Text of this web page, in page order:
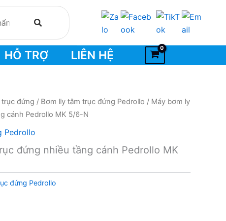
HỖ TRỢ LIÊN HỆ
trục đứng / Bơm lly tâm trục đứng Pedrollo / Máy bơm ly
cánh Pedrollo MK 5/6-N
Pedrollo
đứng nhiều tầng cánh Pedrollo MK
đứng Pedrollo